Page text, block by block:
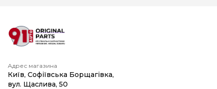
Адрес магазина
Київ, Софіївська Борщагівка,
вул. Щаслива, 50